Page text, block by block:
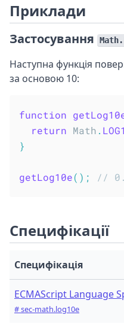
Приклади
Застосування
Наступна функція
за основою 10:
function
return Math .
}
getLog10e( ) ; //
Специфікації
Специфікація
ECMAScript Language
# sec-math.log10e